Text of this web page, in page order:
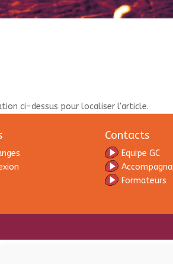
ci-dessus pour localiser l'article.
Contacts
Equipe GC
Formateurs